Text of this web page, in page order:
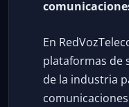
En
plataformas de
de la industria